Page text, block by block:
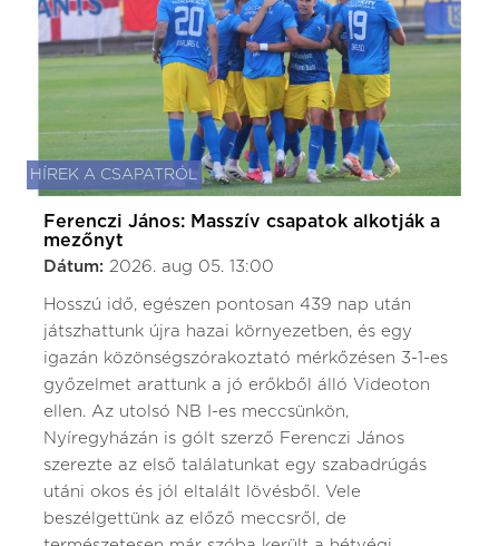
HÍREK A CSAPATRÓL
Ferenczi János: Masszív csapatok alkotják a
mezőnyt
Dátum: 2026. aug 05. 13:00
Hosszú idő, egészen pontosan 439 nap után
játszhattunk újra hazai környezetben, és egy
igazán közönségszórakoztató mérkőzésen 3-1-es
győzelmet arattunk a jó erőkből álló Videoton
ellen. Az utolsó NB I-es meccsünkön,
Nyíregyházán is gólt szerző Ferenczi János
szerezte az első találatunkat egy szabadrúgás
utáni okos és jól eltalált lövésből. Vele
beszélgettünk az előző meccsről, de